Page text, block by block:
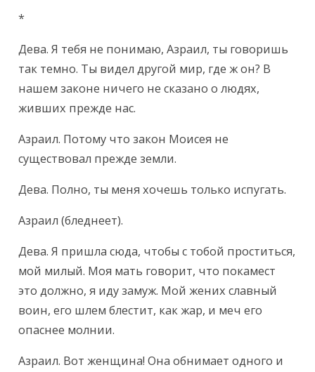
*
Дева. Я тебя не понимаю, Азраил, ты говоришь
так темно. Ты видел другой мир, где ж он? В
нашем законе ничего не сказано о людях,
живших прежде нас.
Азраил. Потому что закон Моисея не
существовал прежде земли.
Дева. Полно, ты меня хочешь только испугать.
Азраил (бледнеет).
Дева. Я пришла сюда, чтобы с тобой проститься,
мой милый. Моя мать говорит, что покамест
это должно, я иду замуж. Мой жених славный
воин, его шлем блестит, как жар, и меч его
опаснее молнии.
Азраил. Вот женщина! Она обнимает одного и